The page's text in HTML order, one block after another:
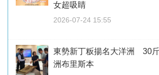
女超吸睛
2026-07-24 15:55
東勢新丁粄揚名大洋洲 30
洲布里斯本